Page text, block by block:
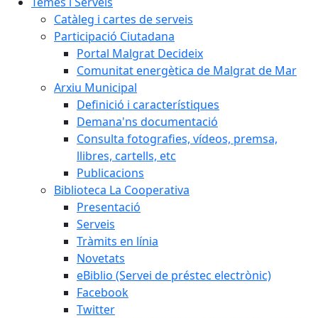
Catàleg i cartes de serveis
Participació Ciutadana
Portal Malgrat Decideix
Comunitat energètica de Malgrat de Mar
Arxiu Municipal
Definició i característiques
Demana'ns documentació
Consulta fotografies, vídeos, premsa,
llibres, cartells, etc
Publicacions
Biblioteca La Cooperativa
Presentació
Serveis
Tràmits en línia
Novetats
eBiblio (Servei de préstec electrònic)
Facebook
Twitter